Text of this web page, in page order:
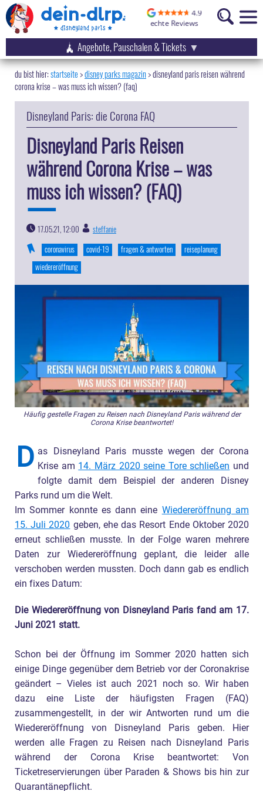
Angebote, Pauschalen & Tickets
startseite disney parks magazin>disneyland paris reisen während
corona krise – was muss ich wissen? (faq)
Disneyland Paris: die Corona FAQ
Disneyland Paris Reisen
während Corona Krise – was
muss ich wissen? (FAQ)
17.05.21, 12:00
steffanie
coronavirus
covid-19 fragen & antworten
reiseplanung
wiedereröffnung
Häufig gestelle Fragen zu Reisen nach Disneyland Paris während der
Corona Krise beantwortet!
D as Disneyland Paris musste wegen der Corona
Krise am 14. März 2020 seine Tore schließen und
folgte damit dem Beispiel der anderen Disney
Parks rund um die Welt.
Im Sommer konnte es dann eine Wiedereröffnung am
15. Juli 2020 geben, ehe das Resort Ende Oktober 2020
erneut schließen musste. In der Folge waren mehrere
Daten zur Wiedereröffnung geplant, die leider alle
verschoben werden mussten. Doch dann gab es endlich
ein fixes Datum:
Die Wiedereröffnung von Disneyland Paris fand am 17.
Juni 2021 statt.
Schon bei der Öffnung im Sommer 2020 hatten sich
einige Dinge gegenüber dem Betrieb vor der Coronakrise
geändert – Vieles ist auch 2021 noch so. Wir haben
dazu eine Liste der häufigsten Fragen (FAQ)
zusammengestellt, in der wir Antworten rund um die
Wiedereröffnung von Disneyland Paris geben. Hier
werden alle Fragen zu Reisen nach Disneyland Paris
während der Corona Krise beantwortet: Von
Ticketreservierungen über Paraden & Shows bis hin zur
Quarantänepflicht.